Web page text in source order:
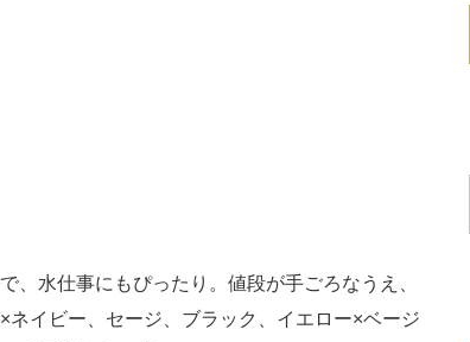
水仕事にもぴったり。値段が手ごろなうえ、
イビー、セージ、ブラック、イエロー×ベージ